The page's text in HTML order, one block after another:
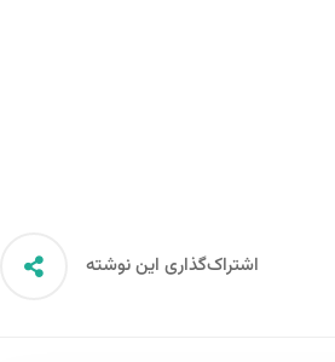
اشتراک‌گذاری این نوشته